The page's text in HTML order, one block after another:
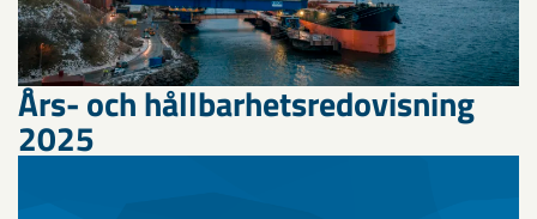
Års- och hållbarhetsredovisning
2025